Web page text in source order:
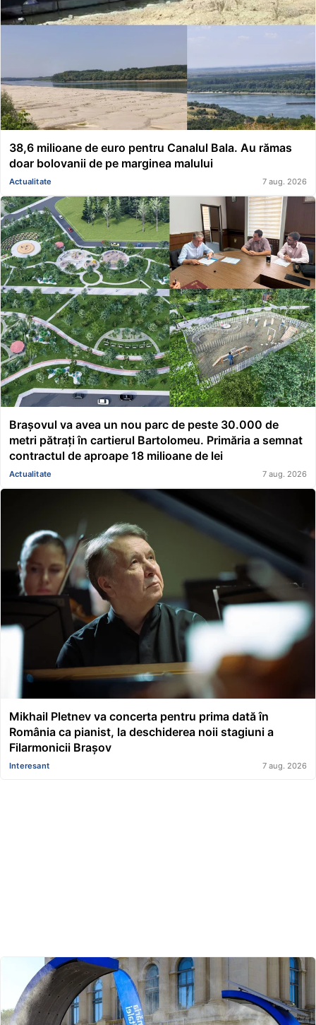
38,6 milioane de euro pentru Canalul Bala. Au rămas
doar bolovanii de pe marginea malului
Actualitate 7 aug. 2026
Brașovul va avea un nou parc de peste 30.000 de
metri pătrați în cartierul Bartolomeu. Primăria a semnat
contractul de aproape 18 milioane de lei
Actualitate 7 aug. 2026
Mikhail Pletnev va concerta pentru prima dată în
România ca pianist, la deschiderea noii stagiuni a
Filarmonicii Brașov
Interesant 7 aug. 2026